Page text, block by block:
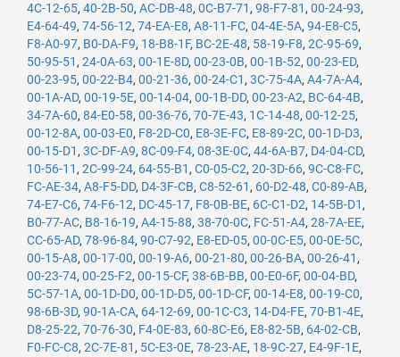
4C-12-65, 40-2B-50, AC-DB-48, 0C-B7-71 , 98-F7-81 , 00-24-93,
E4-64-49, 74-56-12, 74-EA-E8, A8-11-FC, 04-4E-5A, 94-E8-C5,
F8-A0-97, B0-DA-F9, 18-B8-1F, BC-2E-48, 58-19-F8, 2C-95-69,
50-95-51 , 24-0A-63, 00-1E-8D, 00-23-0B, 00-1B-52, 00-23-ED,
00-23-95, 00-22-B4, 00-21-36, 00-24-C1 , 3C-75-4A, A4-7A-A4,
00-1A-AD, 00-19-5E, 00-14-04, 00-1B-DD, 00-23-A2, BC-64-4B,
34-7A-60, 84-E0-58, 00-36-76, 70-7E-43, 1C-14-48, 00-12-25,
00-12-8A, 00-03-E0, F8-2D-C0, E8-3E-FC, E8-89-2C, 00-1D-D3,
00-15-D1 , 3C-DF-A9, 8C-09-F4, 08-3E-0C, 44-6A-B7, D4-04-CD,
10-56-11 , 2C-99-24, 64-55-B1 , C0-05-C2, 20-3D-66, 9C-C8-FC,
FC-AE-34, A8-F5-DD, D4-3F-CB, C8-52-61 , 60-D2-48, C0-89-AB,
74-E7-C6, 74-F6-12, DC-45-17, F8-0B-BE, 6C-C1-D2, 14-5B-D1 ,
B0-77-AC, B8-16-19, A4-15-88, 38-70-0C, FC-51-A4, 28-7A-EE,
CC-65-AD, 78-96-84, 90-C7-92, E8-ED-05, 00-0C-E5, 00-0E-5C,
00-15-A8, 00-17-00, 00-19-A6, 00-21-80, 00-26-BA, 00-26-41 ,
00-23-74, 00-25-F2, 00-15-CF, 38-6B-BB, 00-E0-6F, 00-04-BD,
5C-57-1A, 00-1D-D0, 00-1D-D5, 00-1D-CF, 00-14-E8, 00-19-C0,
98-6B-3D, 90-1A-CA, 64-12-69, 00-1C-C3, 14-D4-FE, 70-B1-4E,
D8-25-22, 70-76-30, F4-0E-83, 60-8C-E6, E8-82-5B, 64-02-CB,
F0-FC-C8, 2C-7E-81 , 5C-E3-0E, 78-23-AE, 18-9C-27, E4-9F-1E,